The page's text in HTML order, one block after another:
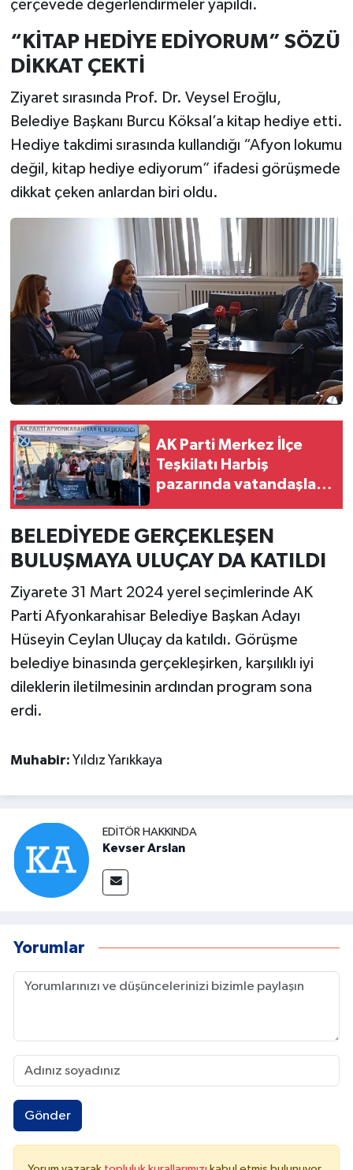
çerçevede değerlendirmeler yapıldı.
“KİTAP HEDİYE EDİYORUM” SÖZÜ
DİKKAT ÇEKTİ
Ziyaret sırasında Prof. Dr. Veysel Eroğlu,
Belediye Başkanı Burcu Köksal’a kitap hediye etti.
Hediye takdimi sırasında kullandığı “Afyon lokumu
değil, kitap hediye ediyorum” ifadesi görüşmede
dikkat çeken anlardan biri oldu.
AK Parti Merkez İlçe
Teşkilatı Harbiş
pazarında vatandaşla
BELEDİYEDE GERÇEKLEŞEN
BULUŞMAYA ULUÇAY DA KATILDI
Ziyarete 31 Mart 2024 yerel seçimlerinde AK
Parti Afyonkarahisar Belediye Başkan Adayı
Hüseyin Ceylan Uluçay da katıldı. Görüşme
belediye binasında gerçekleşirken, karşılıklı iyi
dileklerin iletilmesinin ardından program sona
erdi.
Muhabir: Yıldız Yarıkkaya
EDITÖR HAKKINDA
Kevser Arslan
Yorumlar
Gönder